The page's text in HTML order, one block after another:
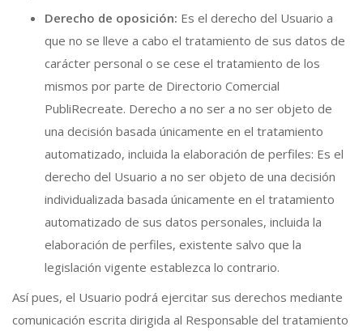
Derecho de oposición: Es el derecho del Usuario a
que no se lleve a cabo el tratamiento de sus datos de
carácter personal o se cese el tratamiento de los
mismos por parte de Directorio Comercial
PubliRecreate. Derecho a no ser a no ser objeto de
una decisión basada únicamente en el tratamiento
automatizado, incluida la elaboración de perfiles: Es el
derecho del Usuario a no ser objeto de una decisión
individualizada basada únicamente en el tratamiento
automatizado de sus datos personales, incluida la
elaboración de perfiles, existente salvo que la
legislación vigente establezca lo contrario.
Así pues, el Usuario podrá ejercitar sus derechos mediante
comunicación escrita dirigida al Responsable del tratamiento